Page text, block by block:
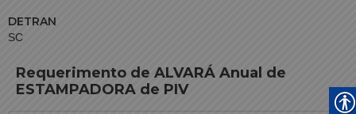
DETRAN
SC
Requerimento de ALVARÁ Anual de
ESTAMPADORA de PIV